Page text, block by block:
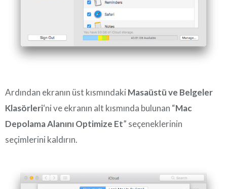
Ardından ekranın üst kısmındaki Masaüstü ve Belgeler
Klasörleri‘ni ve ekranın alt kısmında bulunan “Mac
Depolama Alanını Optimize Et” seçeneklerinin
seçimlerini kaldırın.